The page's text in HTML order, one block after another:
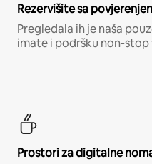
Rezervišite sa
Pregledala ih je naša
imate i podršku non-
Prostori za digitalne